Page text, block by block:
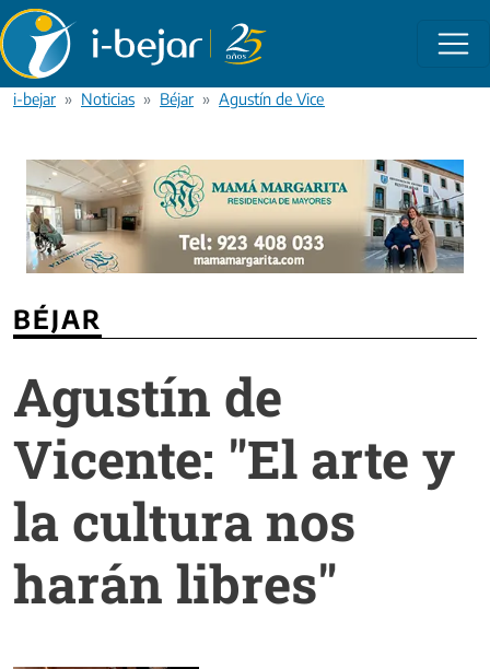
Pasar al contenido principal
i-bejar Noticias Béjar Agustín de Vicente: "El arte y la cultura
BÉJAR
Agustín de
Vicente: "El arte y
la cultura nos
harán libres"